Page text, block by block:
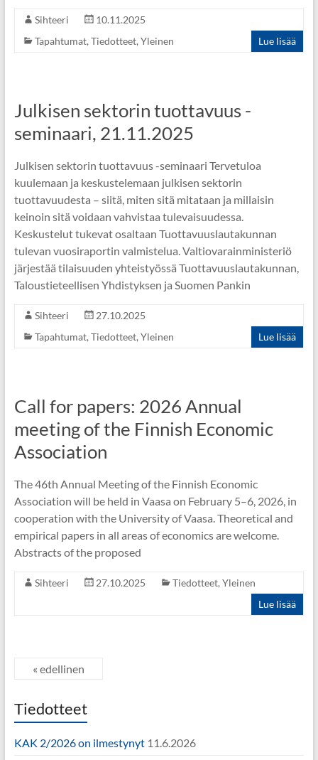
Sihteeri
10.11.2025
Tapahtumat, Tiedotteet, Yleinen Lue lisää
Julkisen sektorin tuottavuus -
seminaari, 21.11.2025
Julkisen sektorin tuottavuus -seminaari Tervetuloa
kuulemaan ja keskustelemaan julkisen sektorin
tuottavuudesta – siitä, miten sitä mitataan ja millaisin
keinoin sitä voidaan vahvistaa tulevaisuudessa.
Keskustelut tukevat osaltaan Tuottavuuslautakunnan
tulevan vuosiraportin valmistelua. Valtiovarainministeriö
järjestää tilaisuuden yhteistyössä Tuottavuuslautakunnan,
Taloustieteellisen Yhdistyksen ja Suomen Pankin
Sihteeri
27.10.2025
Tapahtumat, Tiedotteet, Yleinen Lue lisää
Call for papers: 2026 Annual
meeting of the Finnish Economic
Association
The 46th Annual Meeting of the Finnish Economic
Association will be held in Vaasa on February 5–6, 2026, in
cooperation with the University of Vaasa. Theoretical and
empirical papers in all areas of economics are welcome.
Abstracts of the proposed
Sihteeri 27.10.2025 Tiedotteet, Yleinen
Lue lisää
« edellinen
Tiedotteet
KAK 2/2026 on ilmestynyt11.6.2026